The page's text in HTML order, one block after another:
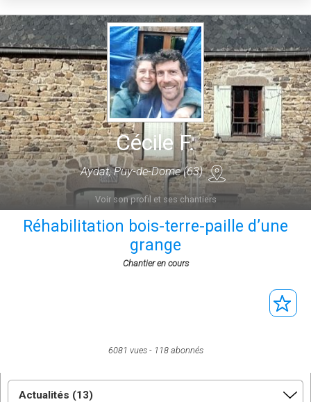
Cécile F.
Aydat, Puy-de-Dome (63)
Voir son profil et ses chantiers
Réhabilitation bois-terre-paille d’une
grange
Chantier en cours
6081 vues 118 abonnés
Actualités (13)